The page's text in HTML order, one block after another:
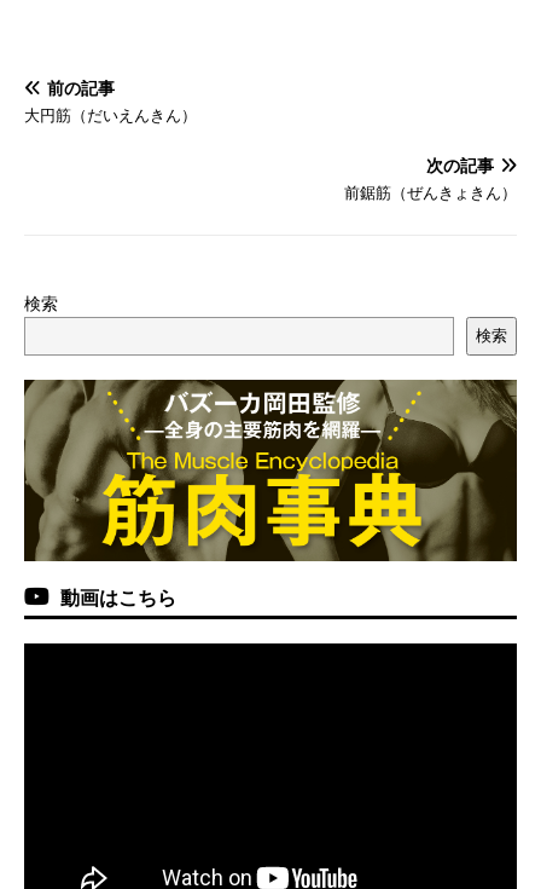
前の記事
大円筋（だいえんきん）
次の記事
前鋸筋（ぜんきょきん）
検索
検索
動画はこちら